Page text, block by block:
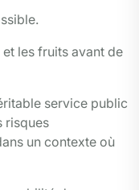
les fruits avant de
service public
risques
un contexte où